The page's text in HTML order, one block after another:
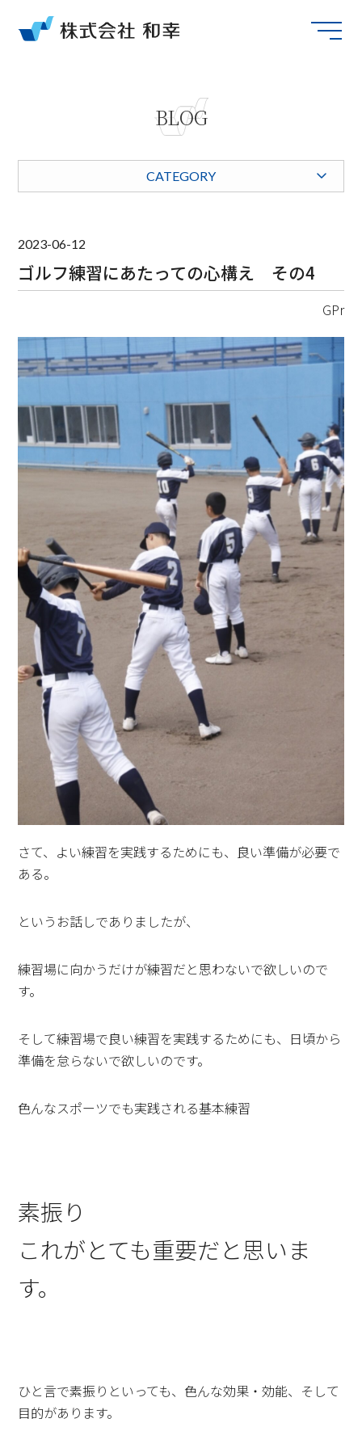
BLOG
CATEGORY
2023-06-12
ゴルフ練習にあたっての心構え その4
GPr
さて、よい練習を実践するためにも、良い準備が必要で
ある。
というお話しでありましたが、
練習場に向かうだけが練習だと思わないで欲しいので
す。
そして練習場で良い練習を実践するためにも、日頃から
準備を怠らないで欲しいのです。
色んなスポーツでも実践される基本練習
素振り
これがとても重要だと思いま
す。
ひと言で素振りといっても、色んな効果・効能、そして
目的があります。